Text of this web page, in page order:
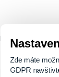
Zde máte
GDPR